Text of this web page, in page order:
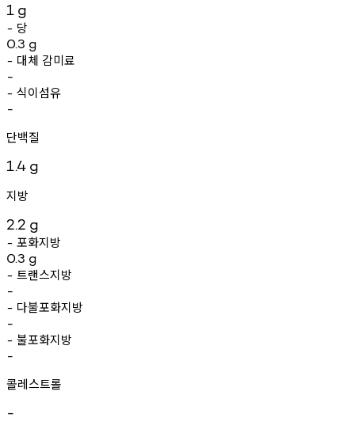
1 g
- 당
0.3 g
- 대체 감미료
-
- 식이섬유
-
단백질
1.4 g
지방
2.2 g
- 포화지방
0.3 g
- 트랜스지방
-
- 다불포화지방
-
- 불포화지방
-
콜레스트롤
-